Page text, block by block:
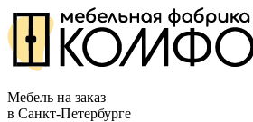
Мебель на заказ
в Санкт-Петербурге